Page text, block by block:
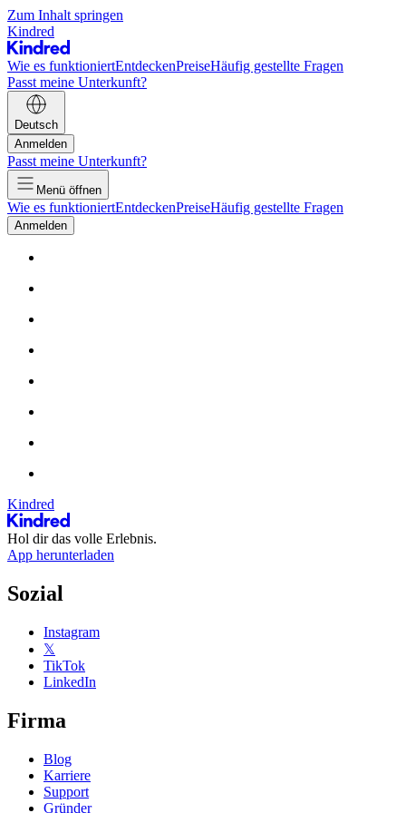
Zum Inhalt springen
Kindred
Wie es funktioniertEntdeckenPreiseHäufig gestellte Fragen
Passt meine Unterkunft?
Deutsch
Anmelden
Passt meine Unterkunft?
Menü öffnen
Wie es funktioniertEntdeckenPreiseHäufig gestellte Fragen
Anmelden
Kindred
Hol dir das volle Erlebnis.
App herunterladen
Sozial
Instagram
𝕏
TikTok
LinkedIn
Firma
Blog
Karriere
Support
Gründer